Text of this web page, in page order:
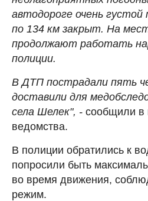
автодороге очень
по 134 км закрыт. На
продолжают работать
полиции.
В ДТП пострадали пять
доставили для
села Шелек", - сообщили в
ведомства.
В полиции обратились к
попросили быть
во время движения,
режим.